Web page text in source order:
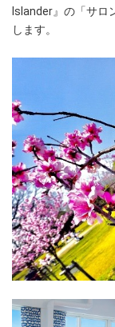
Islander』の「サロ
します。